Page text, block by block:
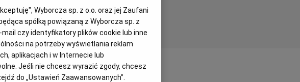
Wyborcza sp. z o.o. oraz jej Zaufani
spółką powiązaną z Wyborcza sp. z
czy identyfikatory plików cookie lub inne
na potrzeby wyświetlania reklam
aplikacjach i w Internecie lub
Jeśli nie chcesz wyrazić zgody, chcesz
do „Ustawień Zaawansowanych”.